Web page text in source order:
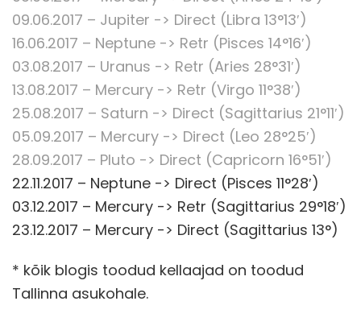
09.06.2017 – Jupiter -> Direct (Libra 13°13′)
16.06.2017 – Neptune -> Retr (Pisces 14°16′)
03.08.2017 – Uranus -> Retr (Aries 28°31′)
13.08.2017 – Mercury -> Retr (Virgo 11°38′)
25.08.2017 – Saturn -> Direct (Sagittarius 21°11′)
05.09.2017 – Mercury -> Direct (Leo 28°25′)
28.09.2017 – Pluto -> Direct (Capricorn 16°51′)
22.11.2017 – Neptune -> Direct (Pisces 11°28′)
03.12.2017 – Mercury -> Retr (Sagittarius 29°18′)
23.12.2017 – Mercury -> Direct (Sagittarius 13°)
* kõik blogis toodud kellaajad on toodud
Tallinna asukohale.